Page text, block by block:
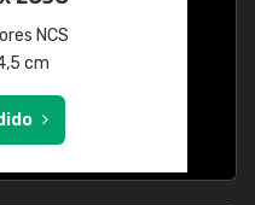
NCS
cm